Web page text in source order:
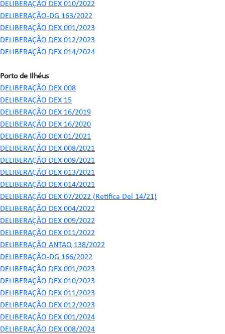
DELIBERAÇÃO DEX 010/2022
DELIBERAÇÃO-DG 163/2022
DELIBERAÇÃO DEX 001/2023
DELIBERAÇÃO DEX 012/2023
DELIBERAÇÃO DEX 014/2024
Porto de Ilhéus
DELIBERAÇÃO DEX 008
DELIBERAÇÃO DEX 15
DELIBERAÇÃO DEX 16/2019
DELIBERAÇÃO DEX 16/2020
DELIBERAÇÃO DEX 01/2021
DELIBERAÇÃO DEX 008/2021
DELIBERAÇÃO DEX 009/2021
DELIBERAÇÃO DEX 013/2021
DELIBERAÇÃO DEX 014/2021
DELIBERAÇÃO DEX 07/2022 (Retifica Del 14/21)
DELIBERAÇÃO DEX 004/2022
DELIBERAÇÃO DEX 009/2022
DELIBERAÇÃO DEX 011/2022
DELIBERAÇÃO ANTAQ 138/2022
DELIBERAÇÃO-DG 166/2022
DELIBERAÇÃO DEX 001/2023
DELIBERAÇÃO DEX 010/2023
DELIBERAÇÃO DEX 011/2023
DELIBERAÇÃO DEX 012/2023
DELIBERAÇÃO DEX 001/2024
DELIBERAÇÃO DEX 008/2024